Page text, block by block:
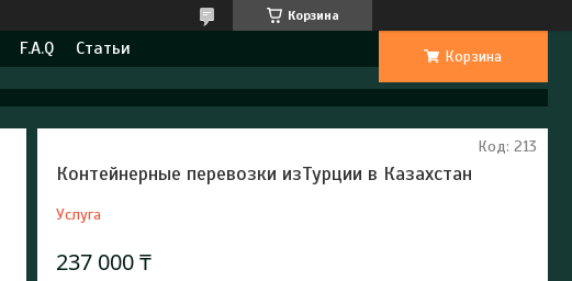
Корзина
F.A.Q Статьи Корзина
Контейнерные перевозки изТурции в Казахстан
Услуга
Код: 213
237 000 ₸